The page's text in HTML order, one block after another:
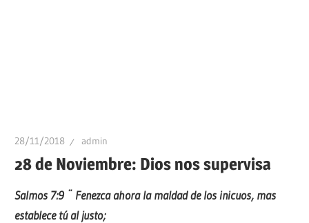
28/11/2018 admin
28 de Noviembre: Dios nos supervisa
Salmos 7:9 ¨ Fenezca ahora la maldad de los inicuos, mas
establece tú al justo;